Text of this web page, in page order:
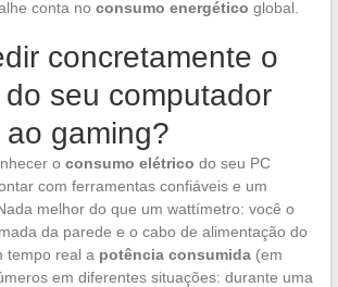
conta no consumo energético global.
concretamente o
seu computador
gaming?
o consumo elétrico do seu PC
com ferramentas confiáveis e um
melhor do que um wattímetro: você o
da parede e o cabo de alimentação do
tempo real a potência consumida(em
em diferentes situações: durante uma